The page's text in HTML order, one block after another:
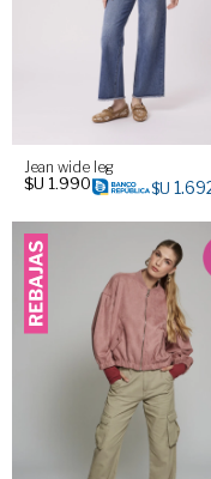
Jean wide leg
$U 1.990 $U